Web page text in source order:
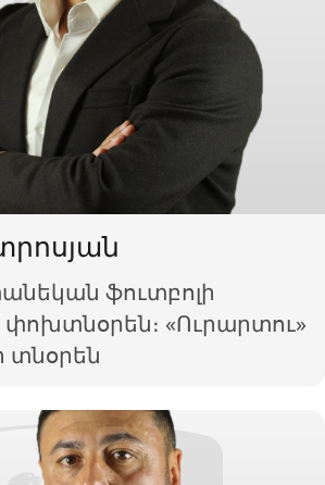
ֆուտբոլի
«Ուրարտու»
տնօրեն